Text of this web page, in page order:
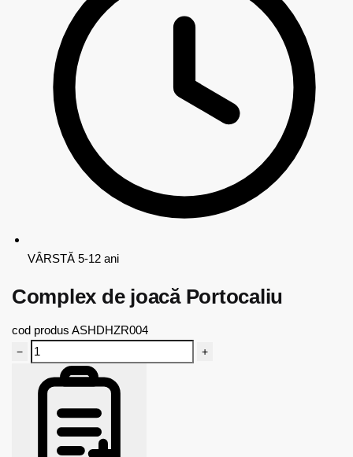
VÂRSTĂ 5-12 ani
Complex de joacă Portocaliu
cod produs ASHDHZR004
− +